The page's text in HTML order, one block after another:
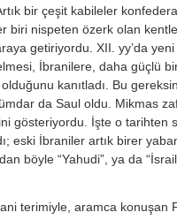
bir çeşit kabileler
biri nispeten özerk olan
getiriyordu. XII. yy’da
İbranilere, daha güçlü
kanıtladı. Bu
da Saul oldu. Mikmas
gös­teriyordu. İşte o tarihten
eski İbraniler artık bi­rer
böyle “Yahudi”, ya da
terimiyle, aramca konuşan